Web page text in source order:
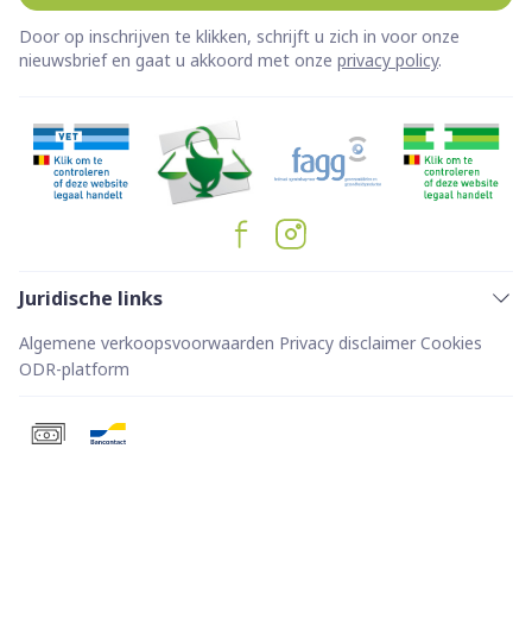
Door op inschrijven te klikken, schrijft u zich in voor onze
nieuwsbrief en gaat u akkoord met onze privacy policy.
Juridische links
Algemene verkoopsvoorwaarden Privacy disclaimer Cookies
ODR-platform